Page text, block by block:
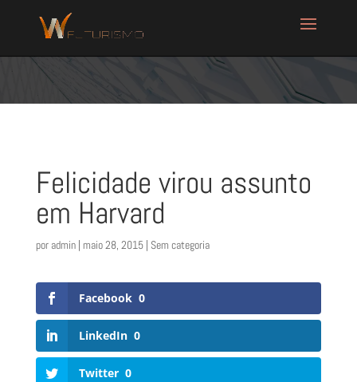
Felicidade virou assunto
em Harvard
por admin| maio 28, 2015| Sem categoria
Facebook 0
LinkedIn 0
Twitter 0